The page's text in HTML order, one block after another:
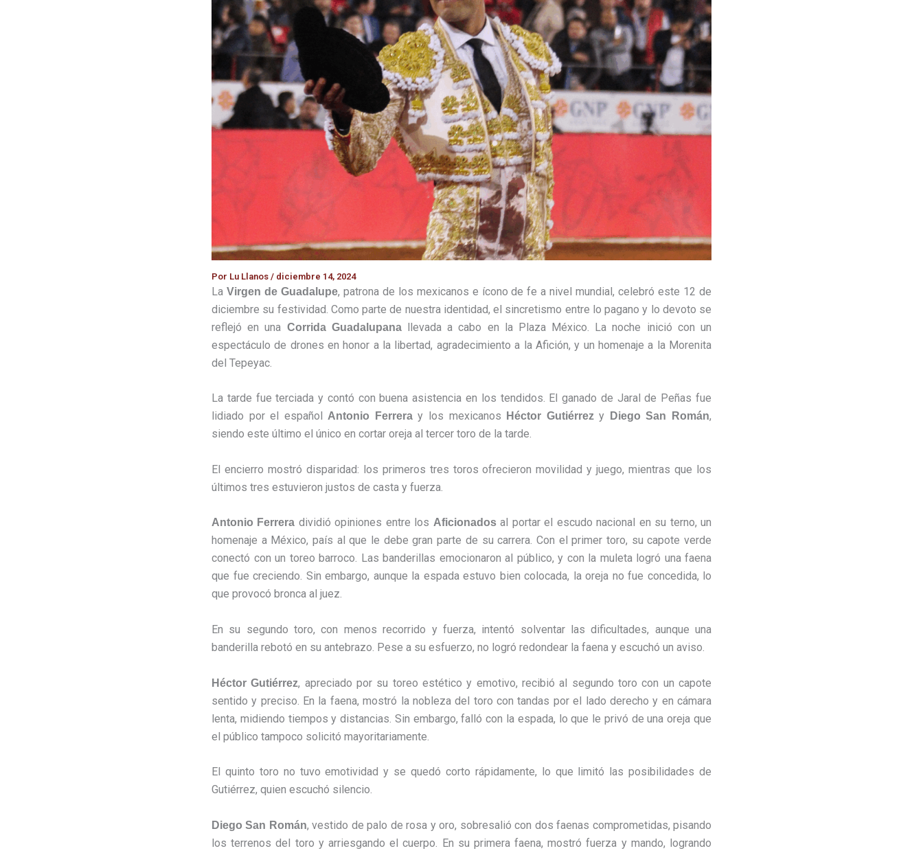
Por Lu Llanos / diciembre 14, 2024
La Virgen de Guadalupe, patrona de los mexicanos e ícono de fe a nivel mundial, celebró este 12 de
diciembre su festividad. Como parte de nuestra identidad, el sincretismo entre lo pagano y lo devoto se
reflejó en una Corrida Guadalupanallevada a cabo en la Plaza México. La noche inició con un
espectáculo de drones en honor a la libertad, agradecimiento a la Afición, y un homenaje a la Morenita
del Tepeyac.
La tarde fue terciada y contó con buena asistencia en los tendidos. El ganado de Jaral de Peñas fue
lidiado por el españolAntonio Ferreray los mexicanos Héctor Gutiérrezy Diego San Román,
siendo este último el único en cortar oreja al tercer toro de la tarde.
El encierro mostró disparidad: los primeros tres toros ofrecieron movilidad y juego, mientras que los
últimos tres estuvieron justos de casta y fuerza.
Antonio Ferrera dividió opiniones entre los Aficionadosal portar el escudo nacional en su terno, un
homenaje a México, país al que le debe gran parte de su carrera. Con el primer toro, su capote verde
conectó con un toreo barroco. Las banderillas emocionaron al público, y con la muleta logró una faena
que fue creciendo. Sin embargo, aunque la espada estuvo bien colocada, la oreja no fue concedida, lo
que provocó bronca al juez.
En su segundo toro, con menos recorrido y fuerza, intentó solventar las dificultades, aunque una
banderilla rebotó en su antebrazo. Pese a su esfuerzo, no logró redondear la faena y escuchó un aviso.
Héctor Gutiérrez, apreciado por su toreo estético y emotivo, recibió al segundo toro con un capote
sentido y preciso. En la faena, mostró la nobleza del toro con tandas por el lado derecho y en cámara
lenta, midiendo tiempos y distancias. Sin embargo, falló con la espada, lo que le privó de una oreja que
el público tampoco solicitó mayoritariamente.
El quinto toro no tuvo emotividad y se quedó corto rápidamente, lo que limitó las posibilidades de
Gutiérrez, quien escuchó silencio.
Diego San Román, vestido de palo de rosa y oro, sobresalió con dos faenas comprometidas, pisando
los terrenos del toro y arriesgando el cuerpo. En su primera faena, mostró fuerza y mando, logrando